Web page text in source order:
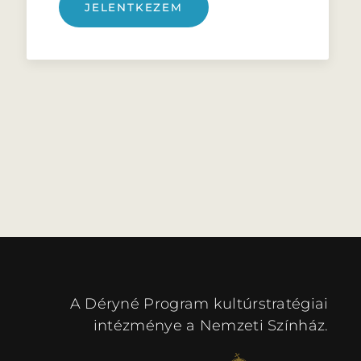
JELENTKEZEM
A Déryné Program kultúrstratégiai
intézménye a Nemzeti Színház.